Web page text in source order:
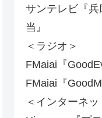
サンテレビ『
当』
＜ラジオ＞
FMaiai『
FMaiai『
＜インターネッ